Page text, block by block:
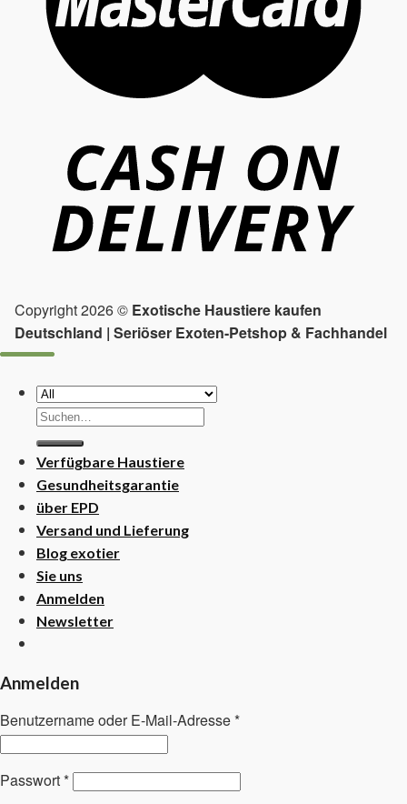
Copyright 2026 © Exotische Haustiere kaufen
Deutschland | Seriöser Exoten-Petshop & Fachhandel
Suchen
nach:
Verfügbare Haustiere
Gesundheitsgarantie
über EPD
Versand und Lieferung
Blog exotier
Sie uns
Anmelden
Newsletter
Anmelden
Benutzername oder E-Mail-Adresse*
Passwort*